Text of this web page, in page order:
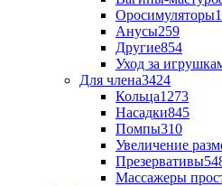
Оросимуляторы
Анусы259
Другие854
Уход за
Для члена3424
Кольца1273
Насадки845
Помпы310
Увеличение
Презервативы
Массажеры